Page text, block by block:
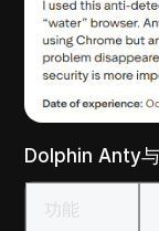
Dolphin Anty
功能